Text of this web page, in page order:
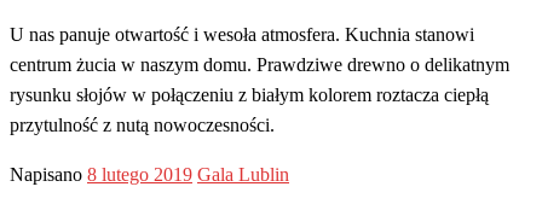
U nas panuje otwartość i wesoła atmosfera. Kuchnia stanowi
centrum żucia w naszym domu. Prawdziwe drewno o delikatnym
rysunku słojów w połączeniu z białym kolorem roztacza ciepłą
przytulność z nutą nowoczesności.
Napisano 8 lutego 2019 Gala Lublin